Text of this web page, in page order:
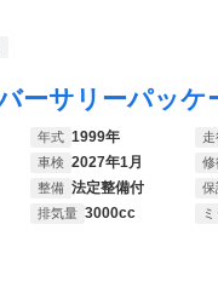
年式 1999年
車検 2027年1月 修
整備 法定整備付 保
排気量 3000cc